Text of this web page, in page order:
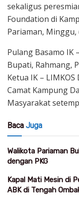
sekaligus
Foundation di
Pariaman, Minggu,
Pulang Basamo IK
Bupati, Rahmang,
Ketua IK – LIMKOS
Camat Kampung
Masyarakat
Baca Juga
Walikota Pariaman
dengan PKG
Kapal Mati Mesin di
ABK di Tengah